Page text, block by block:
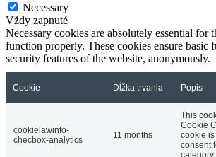
Necessary
Vždy zapnuté
Necessary cookies are absolutely essential for
function properly. These cookies ensure basic
security features of the website, anonymously.
Cookie Dĺžka trvania Popis
cookielawinfo-
checbox-analytics
11 months
This
Cookie
cookie
consent
category